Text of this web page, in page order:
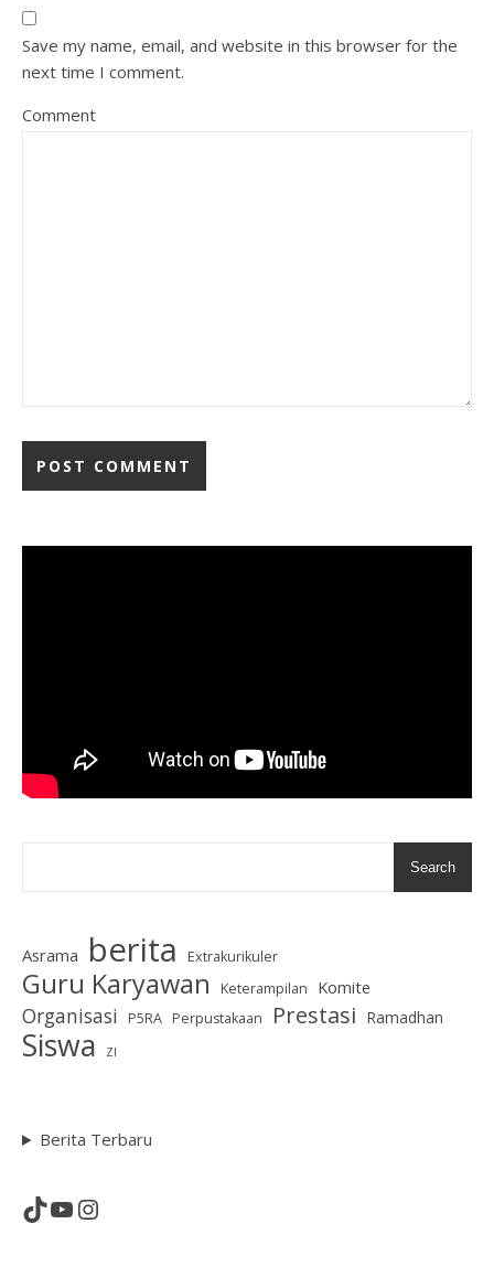
Save my name, email, and website in this browser for the
next time I comment.
Comment
Search
Asrama berita Extrakurikuler
Guru Karyawan Keterampilan Komite
Organisasi P5RA Perpustakaan Prestasi Ramadhan
Siswa ZI
Berita Terbaru
TikTokYouTubeInstagram